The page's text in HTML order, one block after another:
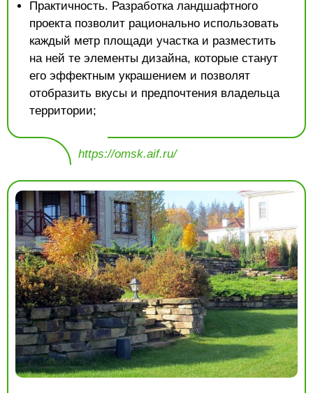
Практичность. Разработка ландшафтного
проекта позволит рационально использовать
каждый метр площади участка и разместить
на ней те элементы дизайна, которые станут
его эффектным украшением и позволят
отобразить вкусы и предпочтения владельца
территории;
https://omsk.aif.ru/